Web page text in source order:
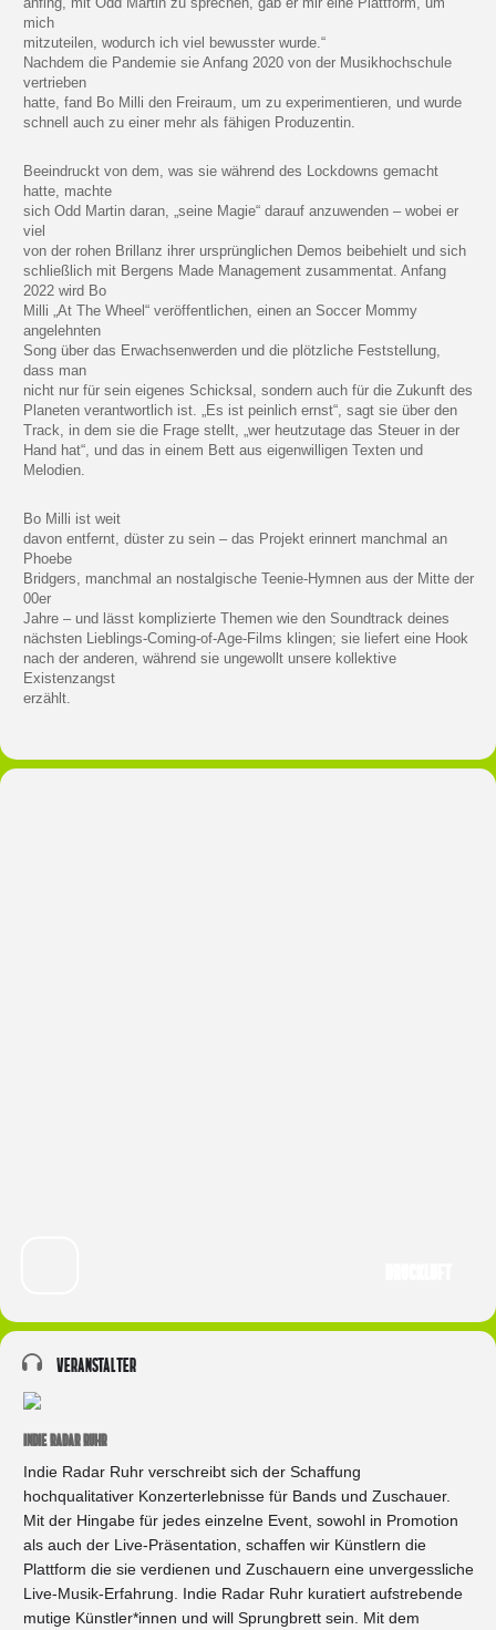
mich
mitzuteilen, wodurch ich viel bewusster wurde.“
Nachdem die Pandemie sie Anfang 2020 von der Musikhochschule
vertrieben
hatte, fand Bo Milli den Freiraum, um zu experimentieren, und wurde
schnell auch zu einer mehr als fähigen Produzentin.
Beeindruckt von dem, was sie während des Lockdowns gemacht
hatte, machte
sich Odd Martin daran, „seine Magie“ darauf anzuwenden – wobei er
viel
von der rohen Brillanz ihrer ursprünglichen Demos beibehielt und sich
schließlich mit Bergens Made Management zusammentat. Anfang
2022 wird Bo
Milli „At The Wheel“ veröffentlichen, einen an Soccer Mommy
angelehnten
Song über das Erwachsenwerden und die plötzliche Feststellung,
dass man
nicht nur für sein eigenes Schicksal, sondern auch für die Zukunft des
Planeten verantwortlich ist. „Es ist peinlich ernst“, sagt sie über den
Track, in dem sie die Frage stellt, „wer heutzutage das Steuer in der
Hand hat“, und das in einem Bett aus eigenwilligen Texten und
Melodien.
Bo Milli ist weit
davon entfernt, düster zu sein – das Projekt erinnert manchmal an
Phoebe
Bridgers, manchmal an nostalgische Teenie-Hymnen aus der Mitte der
00er
Jahre – und lässt komplizierte Themen wie den Soundtrack deines
nächsten Lieblings-Coming-of-Age-Films klingen; sie liefert eine Hook
nach der anderen, während sie ungewollt unsere kollektive
Existenzangst
erzählt.
Veranstalter
INDIE RADAR RUHR
Indie Radar Ruhr verschreibt sich der Schaffung
hochqualitativer Konzerterlebnisse für Bands und Zuschauer.
Mit der Hingabe für jedes einzelne Event, sowohl in Promotion
als auch der Live-Präsentation, schaffen wir Künstlern die
Plattform die sie verdienen und Zuschauern eine unvergessliche
Live-Musik-Erfahrung. Indie Radar Ruhr kuratiert aufstrebende
mutige Künstler*innen und will Sprungbrett sein. Mit dem